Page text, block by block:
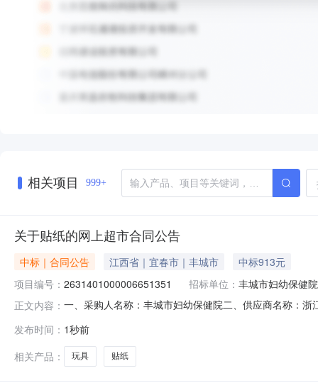
相关项目 999+
关于贴纸的网上超市合同公告
中标｜合同公告 江西省｜宜春市｜丰城市
中标913元
项目编号： 2631401000006651351 招标单位： 丰城市妇幼保健院
正文内容： 一、采购人名称：丰城市妇幼保健院二、供应商名称：
1.0023.523.52G0365"DJO贴纸茶吧机收纳架地垫时钟
发布时间： 1秒前
相关产品：
玩具 贴纸